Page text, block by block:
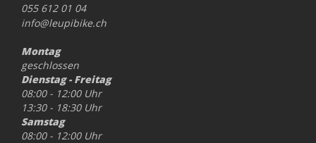
055 612 01 04
info@leupibike.ch
Montag
geschlossen
Dienstag - Freitag
08:00 - 12:00 Uhr
13:30 - 18:30 Uhr
Samstag
08:00 - 12:00 Uhr